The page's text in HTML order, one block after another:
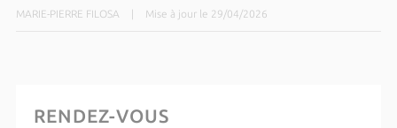
MARIE-PIERRE FILOSA Mise à jour le 29/04/2026
RENDEZ-VOUS